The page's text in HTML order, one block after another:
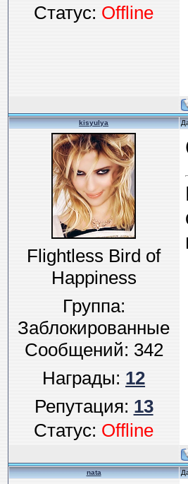
Статус:Offline
kisyulya
Flightless Bird of
Happiness
Группа:
Заблокированные
Сообщений:342
Награды:12
Репутация:13
Статус:Offline
nata